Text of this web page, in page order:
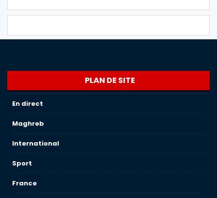
PLAN DE SITE
En direct
Maghreb
International
Sport
France